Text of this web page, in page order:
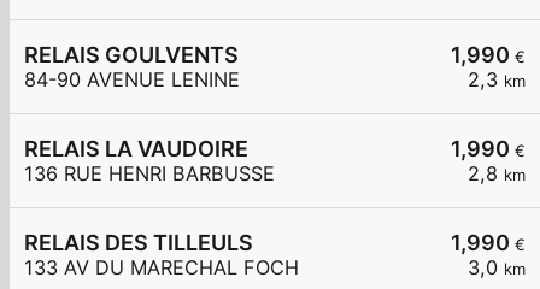
1,990 €
2,3 km
RELAIS GOULVENTS
84-90 AVENUE LENINE
1,990 €
2,8 km
RELAIS LA VAUDOIRE
136 RUE HENRI BARBUSSE
1,990 €
3,0 km
RELAIS DES TILLEULS
133 AV DU MARECHAL FOCH